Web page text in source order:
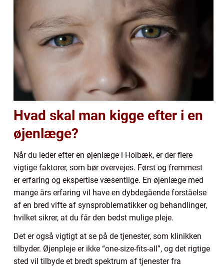
Hvad skal man kigge efter i en
øjenlæge?
Når du leder efter en øjenlæge i Holbæk, er der flere
vigtige faktorer, som bør overvejes. Først og fremmest
er erfaring og ekspertise væsentlige. En øjenlæge med
mange års erfaring vil have en dybdegående forståelse
af en bred vifte af synsproblematikker og behandlinger,
hvilket sikrer, at du får den bedst mulige pleje.
Det er også vigtigt at se på de tjenester, som klinikken
tilbyder. Øjenpleje er ikke “one-size-fits-all”, og det rigtige
sted vil tilbyde et bredt spektrum af tjenester fra